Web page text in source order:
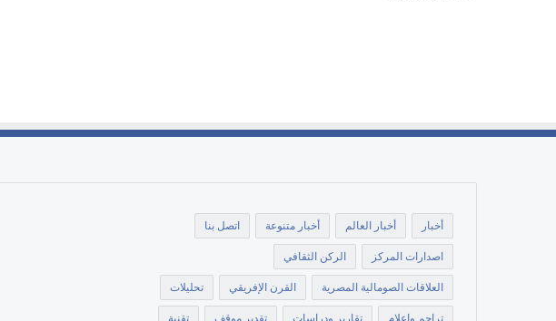
أخبار أخبار العالم أخبار متنوعة اتصل بنا
اصدارات المركز الركن الثقافي
العلاقات الصومالية المصرية القرن الإفريقي تحليلات
تراجم واعلام تقارير ودراسات تقدير موقف تقنية